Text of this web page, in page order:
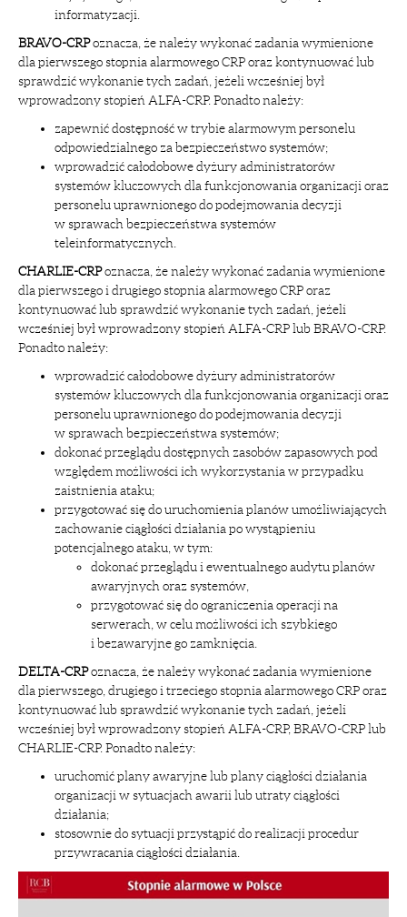
informatyzacji.
BRAVO-CRPoznacza, że należy wykonać zadania wymienione
dla pierwszego stopnia alarmowego CRP oraz kontynuować lub
sprawdzić wykonanie tych zadań, jeżeli wcześniej był
wprowadzony stopień ALFA-CRP. Ponadto należy:
zapewnić dostępność w trybie alarmowym personelu
odpowiedzialnego za bezpieczeństwo systemów;
wprowadzić całodobowe dyżury administratorów
systemów kluczowych dla funkcjonowania organizacji oraz
personelu uprawnionego do podejmowania decyzji
w sprawach bezpieczeństwa systemów
teleinformatycznych.
CHARLIE-CRPoznacza, że należy wykonać zadania wymienione
dla pierwszego i drugiego stopnia alarmowego CRP oraz
kontynuować lub sprawdzić wykonanie tych zadań, jeżeli
wcześniej był wprowadzony stopień ALFA-CRP lub BRAVO-CRP.
Ponadto należy:
wprowadzić całodobowe dyżury administratorów
systemów kluczowych dla funkcjonowania organizacji oraz
personelu uprawnionego do podejmowania decyzji
w sprawach bezpieczeństwa systemów;
dokonać przeglądu dostępnych zasobów zapasowych pod
względem możliwości ich wykorzystania w przypadku
zaistnienia ataku;
przygotować się do uruchomienia planów umożliwiających
zachowanie ciągłości działania po wystąpieniu
potencjalnego ataku, w tym:
dokonać przeglądu i ewentualnego audytu planów
awaryjnych oraz systemów,
przygotować się do ograniczenia operacji na
serwerach, w celu możliwości ich szybkiego
i bezawaryjne go zamknięcia.
DELTA-CRPoznacza, że należy wykonać zadania wymienione
dla pierwszego, drugiego i trzeciego stopnia alarmowego CRP oraz
kontynuować lub sprawdzić wykonanie tych zadań, jeżeli
wcześniej był wprowadzony stopień ALFA-CRP, BRAVO-CRP lub
CHARLIE-CRP. Ponadto należy:
uruchomić plany awaryjne lub plany ciągłości działania
organizacji w sytuacjach awarii lub utraty ciągłości
działania;
stosownie do sytuacji przystąpić do realizacji procedur
przywracania ciągłości działania.